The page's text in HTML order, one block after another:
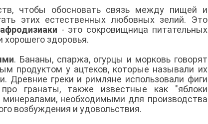
чтобы обосновать связь между пищей и
этих естественных любовных зелий. Это
афродизиаки - это сокровищница питательных
здоровья.
. Бананы, спаржа, огурцы и морковь говорят
продуктом у ацтеков, которые называли их
Древние греки и римляне использовали фиги
гранаты, также известные как "яблоки
необходимыми для производства
возбуждения и удовольствия.